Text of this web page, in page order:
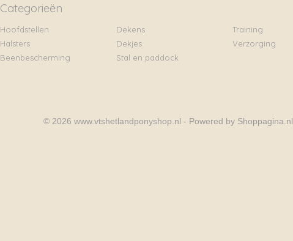
Categorieën
Hoofdstellen
Halsters
Beenbescherming
Dekens
Dekjes
Stal en paddock
Training
Verzorging
© 2026 www.vtshetlandponyshop.nl - Powered by Shoppagina.nl